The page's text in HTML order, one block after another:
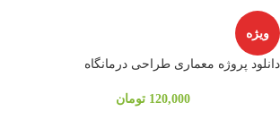
ویژه
دانلود پروژه معماری طراحی درمانگاه
120,000 تومان